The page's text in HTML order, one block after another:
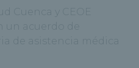
Cuenca y CEOE
un acuerdo de
de asistencia médica